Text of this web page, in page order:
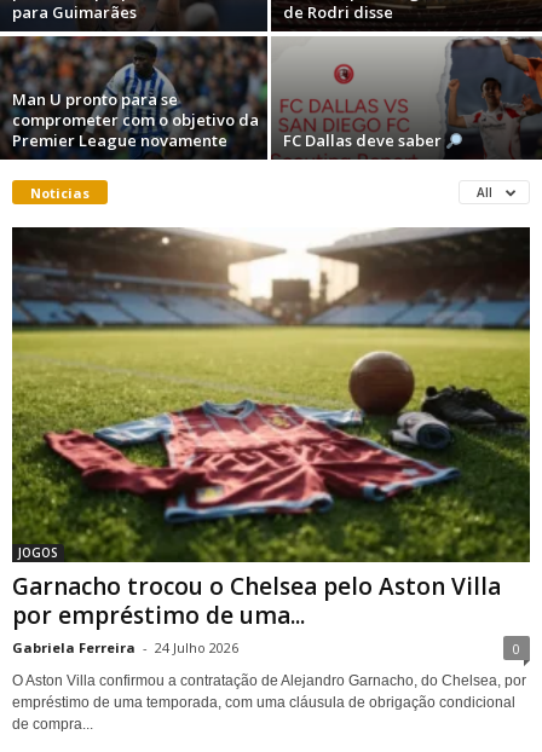
para Guimarães
de Rodri disse
Man U pronto para se
comprometer com o objetivo da
Premier League novamente
FC Dallas deve saber
Noticias All
JOGOS
Garnacho trocou o Chelsea pelo Aston Villa
por empréstimo de uma...
Gabriela Ferreira - 24 Julho 2026 0
O Aston Villa confirmou a contratação de Alejandro Garnacho, do Chelsea, por
empréstimo de uma temporada, com uma cláusula de obrigação condicional
de compra...